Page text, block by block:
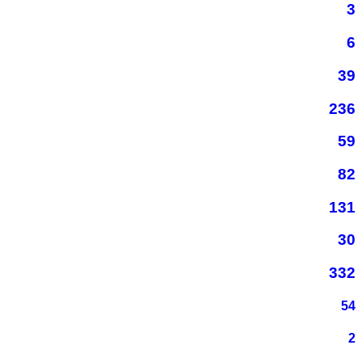
3
6
39
236
59
82
131
30
332
54
2